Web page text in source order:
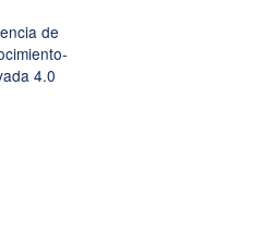
de
4.0